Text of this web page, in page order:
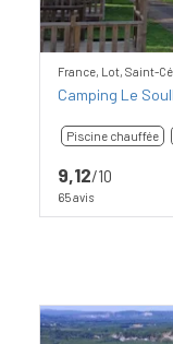
France, Lot, Saint-
Camping Le
Piscine chauffée
9,12/10
65 avis